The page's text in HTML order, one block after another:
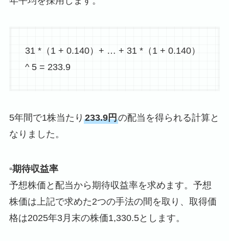
31 *（1 + 0.140）+ … + 31 *（1 + 0.140）
^ 5 = 233.9
5年間で1株当たり 233.9円の配当を得られる計算と
なりました。
▫️期待収益率
予想株価と配当から期待収益率を求めます。予想
株価は上記で求めた2つの手法の間を取り、取得価
格は2025年3月末の株価1,330.5とします。